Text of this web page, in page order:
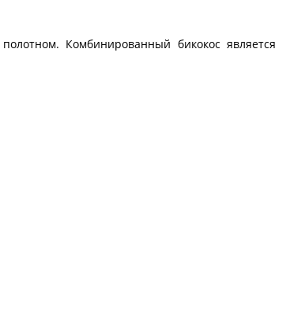
Комбинированный бикокос является